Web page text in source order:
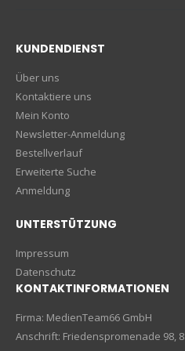
KUNDENDIENST
Über uns
Kontaktiere uns
Mein Konto
Newsletter-Anmeldung
Bestellverlauf
Erweiterte Suche
Anmeldung
UNTERSTÜTZUNG
Impressum
Datenschutz
KONTAKTINFORMATIONEN
Firma: MedienTeam66 GmbH
Anschrift: Friedenspromenade 98,